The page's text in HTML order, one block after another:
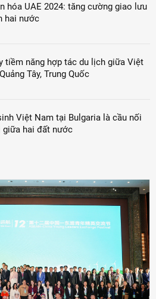
hóa UAE 2024: tăng cường giao lưu
hai nước
tiềm năng hợp tác du lịch giữa Việt
Tây, Trung Quốc
Việt Nam tại Bulgaria là cầu nối
giữa hai đất nước